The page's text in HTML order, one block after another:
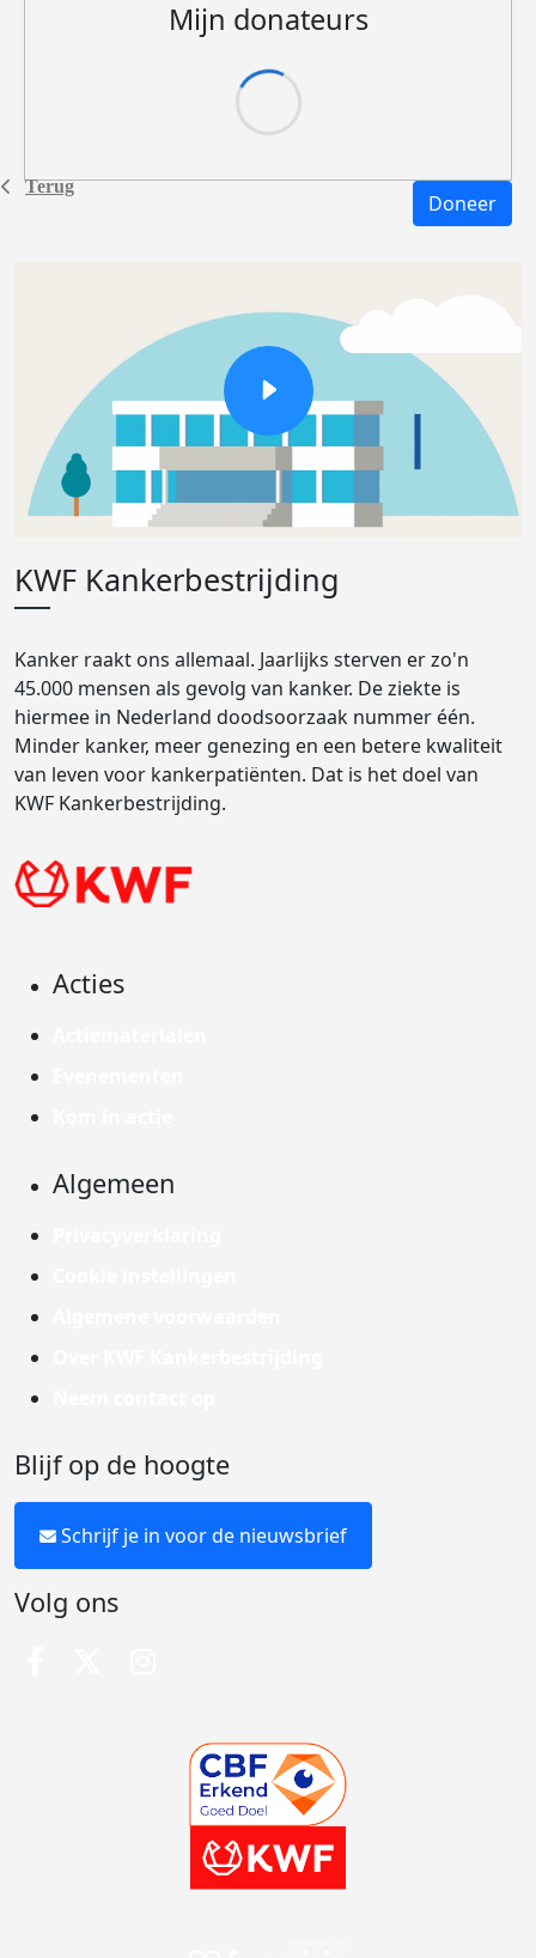
Terug
Mijn donateurs
Doneer
KWF Kankerbestrijding
Kanker raakt ons allemaal. Jaarlijks sterven er zo'n
45.000 mensen als gevolg van kanker. De ziekte is
hiermee in Nederland doodsoorzaak nummer één.
Minder kanker, meer genezing en een betere kwaliteit
van leven voor kankerpatiënten. Dat is het doel van
KWF Kankerbestrijding.
Acties
Algemeen
Blijf op de hoogte
Schrijf je in voor de nieuwsbrief
Volg ons